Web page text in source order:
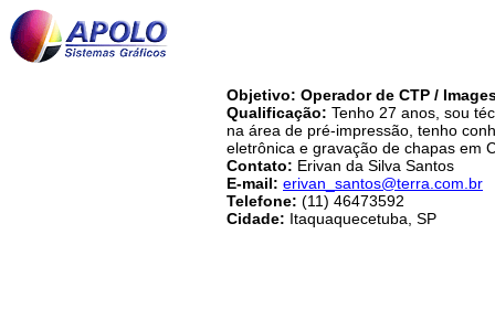
Objetivo: Operador de CTP /
Qualificação: Tenho 27 anos, sou
na área de pré-impressão, tenho
eletrônica e gravação de chapas em
Contato: Erivan da Silva Santos
E-mail: erivan_santos@terra.com.br
Telefone: (11) 46473592
Cidade: Itaquaquecetuba, SP